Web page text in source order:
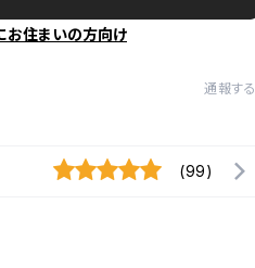
お住まいの方向け
通報する
(99)